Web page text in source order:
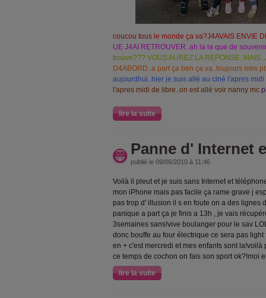
coucou tous le monde ça va?J4AVAIS ENVIE
UE J4AI RETROUVER..ah la la que de
trouve??? VOUS AUREZ LA
D4ABORD..a part ça ben ça va..toujours mes
aujourdhui..hier je suis allé au ciné l'apres
l'apres midi de libre..on est allé voir nanny mc
lire la suite
Panne d' Internet
publié le 09/06/2010 à 11:46
Voilà il pleut et je suis sans Internet et
mon iPhone mais pas facile ça rame grave j
pas trop d' illusion il s en foute on a des lignes
panique a part ça je finis a 13h , je vais
3semaines sans!vive boulanger pour le sav
donc bouffe au four électrique ce sera pas
en + c'est mercredi et mes enfants sont
ce temps de cochon on fais son sport ok?!moi
lire la suite